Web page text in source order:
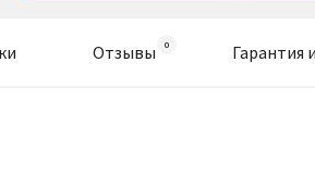
Отзывы Гарантия